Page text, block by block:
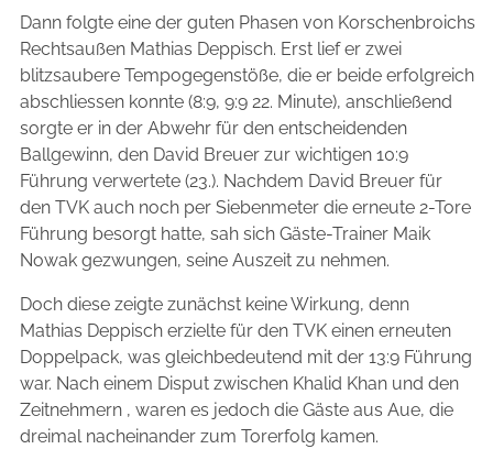
Dann folgte eine der guten Phasen von Korschenbroichs
Rechtsaußen Mathias Deppisch. Erst lief er zwei
blitzsaubere Tempogegenstöße, die er beide erfolgreich
abschliessen konnte (8:9, 9:9 22. Minute), anschließend
sorgte er in der Abwehr für den entscheidenden
Ballgewinn, den David Breuer zur wichtigen 10:9
Führung verwertete (23.). Nachdem David Breuer für
den TVK auch noch per Siebenmeter die erneute 2-Tore
Führung besorgt hatte, sah sich Gäste-Trainer Maik
Nowak gezwungen, seine Auszeit zu nehmen.
Doch diese zeigte zunächst keine Wirkung, denn
Mathias Deppisch erzielte für den TVK einen erneuten
Doppelpack, was gleichbedeutend mit der 13:9 Führung
war. Nach einem Disput zwischen Khalid Khan und den
Zeitnehmern , waren es jedoch die Gäste aus Aue, die
dreimal nacheinander zum Torerfolg kamen.